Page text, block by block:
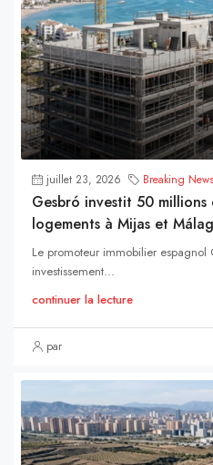
juillet 23, 2026 Breaking News
Gesbró investit 50 millions
logements à Mijas et
Le promoteur immobilier espagnol
investissement...
continuer la lecture
par